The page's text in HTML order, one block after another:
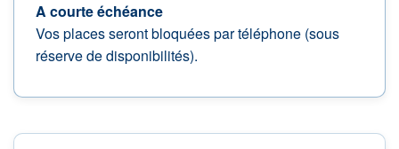
A courte échéance
Vos places seront bloquées par téléphone (sous
réserve de disponibilités).